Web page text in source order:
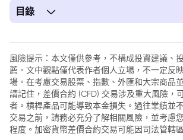
目錄
風險提示：本文僅供參考，不構成投資建議、
薦。文中觀點僅代表作者個人立場，不一定反
場。在考慮交易股票、指數、外匯和大宗商品
請記住，差價合約 (CFD) 交易涉及重大風險，
者。槓桿產品可能導致本金損失。過往業績並
交易之前，請務必充分了解相關風險，並考慮
程度。加密貨幣差價合約交易可能因司法管轄